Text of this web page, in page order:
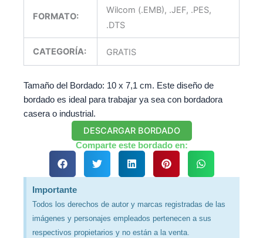
FORMATO:
Wilcom (.EMB), .JEF, .PES,
.DTS
CATEGORÍA: GRATIS
Tamaño del Bordado: 10 x 7,1 cm. Este diseño de
bordado es ideal para trabajar ya sea con bordadora
casera o industrial.
DESCARGAR BORDADO
Comparte este bordado en:
Importante
Todos los derechos de autor y marcas registradas de las
imágenes y personajes empleados pertenecen a sus
respectivos propietarios y no están a la venta.